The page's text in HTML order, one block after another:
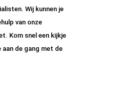
Wij kunnen je
van onze
Kom snel een kijkje
de gang met de